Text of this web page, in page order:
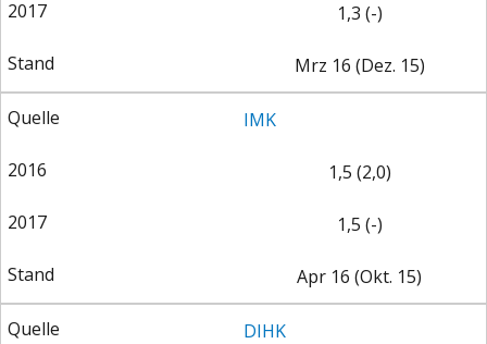
DIE NÄCHSTE STUFE DER
GLOBALISIERUNG
GESELLSCHAFT
1,3 (-)
Mrz 16 (Dez. 15)
IMK
1,5 (2,0)
1,5 (-)
Apr 16 (Okt. 15)
DIHK